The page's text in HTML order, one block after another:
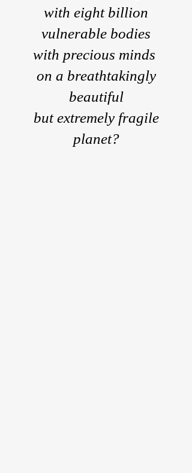
with eight billion
vulnerable bodies
with precious minds
on a breathtakingly
beautiful
but extremely fragile
planet?